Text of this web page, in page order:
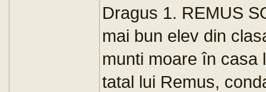
Dragus 1. REMUS
mai bun elev din
munti moare în casa
tatal lui Remus,